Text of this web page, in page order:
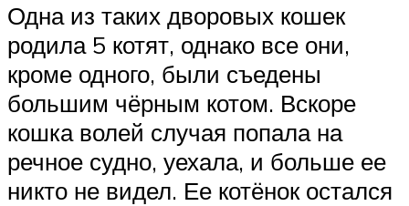
Одна из таких дворовых кошек
родила 5 котят, однако все они,
кроме одного, были съедены
большим чёрным котом. Вскоре
кошка волей случая попала на
речное судно, уехала, и больше ее
никто не видел. Ее котёнок остался